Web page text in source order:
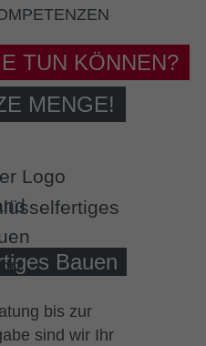
TUN KÖNNEN?
MENGE!
Bauen
bis zur
sind wir Ihr